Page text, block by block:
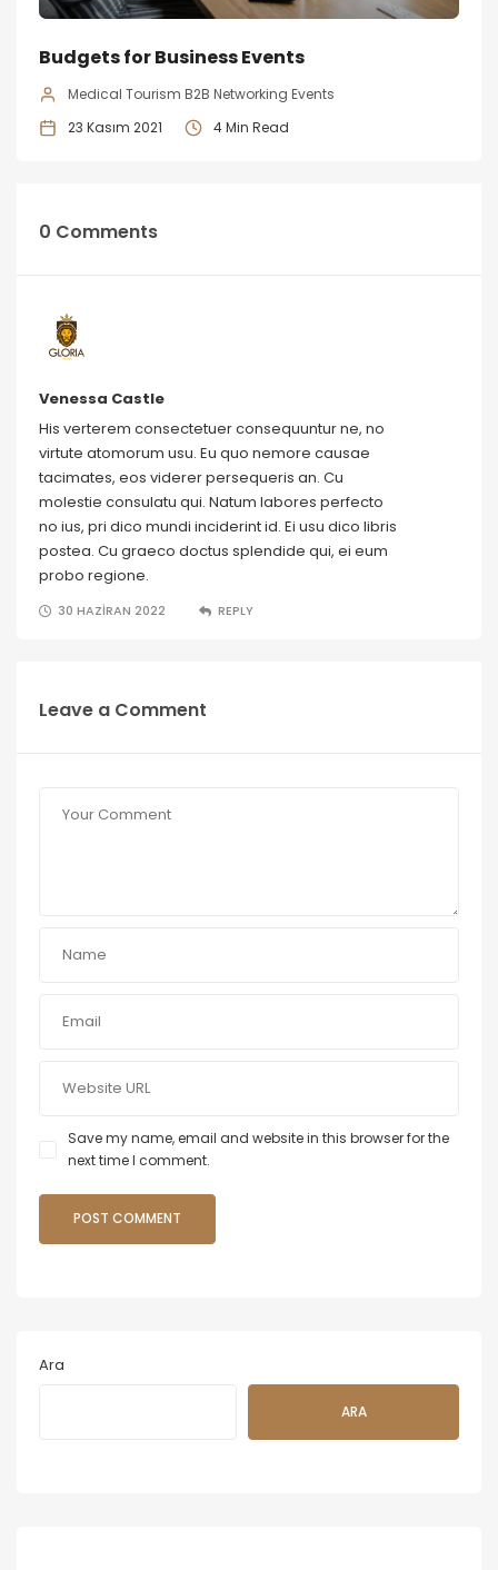
Budgets for Business Events
Medical Tourism B2B Networking Events
23 Kasım 2021
4 Min Read
0 Comments
Venessa Castle
His verterem consectetuer consequuntur ne, no
virtute atomorum usu. Eu quo nemore causae
tacimates, eos viderer persequeris an. Cu
molestie consulatu qui. Natum labores perfecto
no ius, pri dico mundi inciderint id. Ei usu dico libris
postea. Cu graeco doctus splendide qui, ei eum
probo regione.
30 HAZIRAN 2022 REPLY
Leave a Comment
Save my name, email and website in this browser for the
next time I comment.
Ara
ARA